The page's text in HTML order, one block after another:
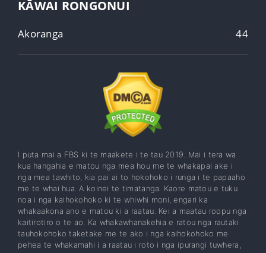
KĀWAI RONGONUI
Akoranga 44
I puta mai a FBS ki te maakete i te tau 2019. Mai i tera wa
kua hangahia e matou nga mea hou me te whakapai ake i
nga mea tawhito, kia pai ai to hokohoko i runga i te papaaho
me te whai hua. A koinei te timatanga. Kaore matou e tuku
noa i nga kaihokohoko ki te whiwhi moni, engari ka
whakaakona ano e matou ki a raatau. Kei a maatau roopu nga
kaitirotiro o te ao. Ka whakawhanakehia e ratou nga rautaki
tauhokohoko taketake me te ako i nga kaihokohoko me
pehea te whakamahi i a raatau i roto i nga ipurangi tuwhera,